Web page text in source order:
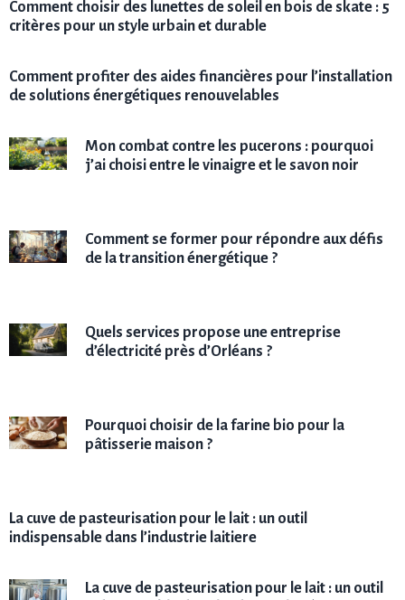
Comment choisir des lunettes de soleil en bois de skate : 5
critères pour un style urbain et durable
Comment profiter des aides financières pour l’installation
de solutions énergétiques renouvelables
Mon combat contre les pucerons : pourquoi
j’ai choisi entre le vinaigre et le savon noir
Comment se former pour répondre aux défis
de la transition énergétique ?
Quels services propose une entreprise
d’électricité près d’Orléans ?
Pourquoi choisir de la farine bio pour la
pâtisserie maison ?
La cuve de pasteurisation pour le lait : un outil
indispensable dans l’industrie laitiere
La cuve de pasteurisation pour le lait : un outil